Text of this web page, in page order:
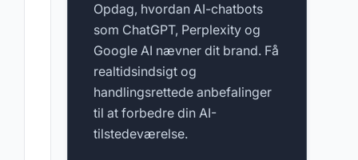
Opdag, hvordan AI-chatbots
som ChatGPT, Perplexity og
Google AI nævner dit brand. Få
realtidsindsigt og
handlingsrettede anbefalinger
til at forbedre din AI-
tilstedeværelse.